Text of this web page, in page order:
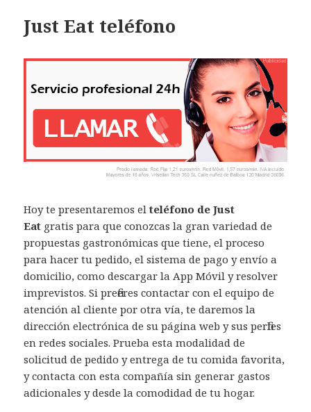
Just Eat teléfono
Hoy te presentaremos elteléfono de Just
Eat gratis para que conozcas la gran variedad de
propuestas gastronómicas que tiene, el proceso
para hacer tu pedido, el sistema de pago y envío a
domicilio, como descargar la App Móvil y resolver
imprevistos. Si prefieres contactar con el equipo de
atención al cliente por otra vía, te daremos la
dirección electrónica de su página web y sus perfiles
en redes sociales. Prueba esta modalidad de
solicitud de pedido y entrega de tu comida favorita,
y contacta con esta compañía sin generar gastos
adicionales y desde la comodidad de tu hogar.